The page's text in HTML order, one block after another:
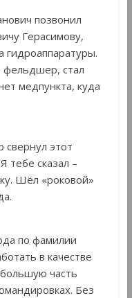
позвонил
Герасимову,
гидроаппаратуры.
фельдшер, стал
медпункта, куда
этот
тебе сказал –
Шёл «роковой»
по фамилии
в качестве
часть
Без